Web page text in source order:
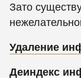
Зато
Удаление
Деиндекс